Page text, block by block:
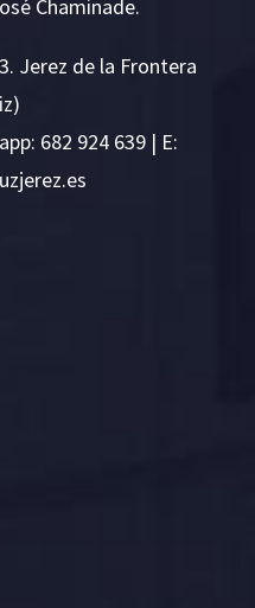
Chaminade.
Jerez de la Frontera
682 924 639 | E:
se.ze
rejzu